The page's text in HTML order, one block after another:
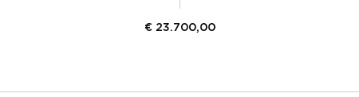
€ 23.700,00